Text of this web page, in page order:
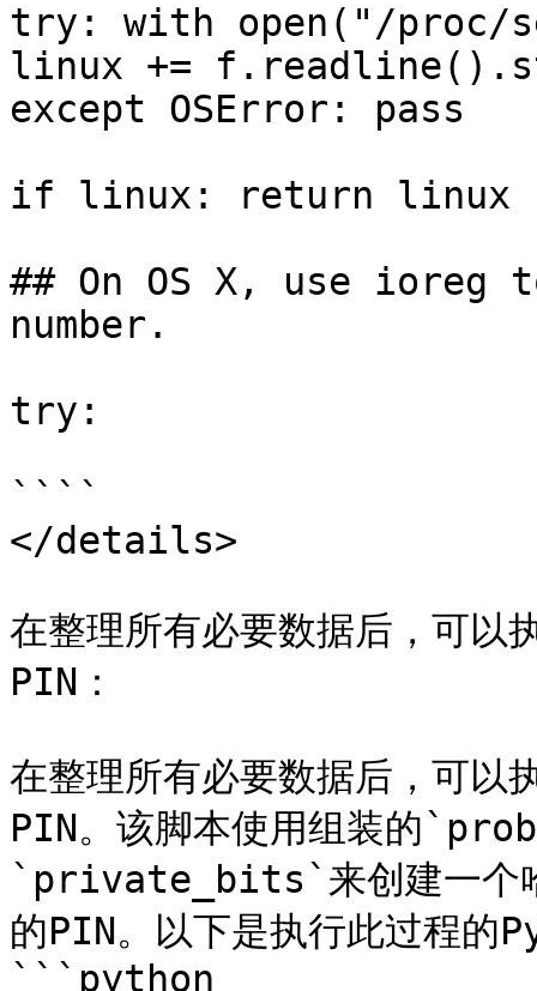
try: with open("/
linux +=
except OSError: pass
if linux: return linux
## On OS X, use
number.
try:
````
</details>
在整理所有必要数据后，可以
PIN：
在整理所有必要数据后，可以
PIN。该脚本使用组装的
`private_bits`来创建一个哈
的PIN。以下是执行此过程的
```python